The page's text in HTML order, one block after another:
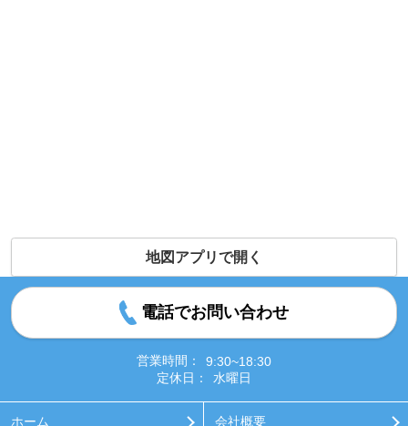
地図アプリで開く
電話でお問い合わせ
営業時間：
9:30~18:30
定休日：
水曜日
ホーム 会社概要